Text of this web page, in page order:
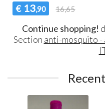
€ 13,90 16,65
Continue shopping!
Section anti-mosquito